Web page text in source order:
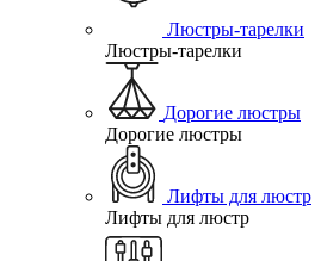
Люстры-тарелки
Люстры-тарелки
Дорогие люстры
Дорогие люстры
Лифты для люстр
Лифты для люстр